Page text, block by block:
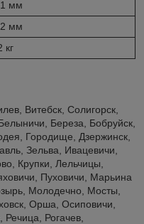
мм
мм
кг
Витебск, Солигорск,
Береза, Бобруйск,
Городище, Дзержинск,
Зельва, Ивацевичи,
Крупки, Лельчицы,
Пуховичи, Марьина
Молодечно, Мосты,
Орша, Осиповичи,
Рогачев,